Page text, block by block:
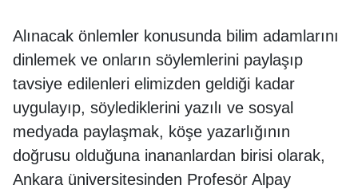
Alınacak önlemler konusunda bilim adamlarını
dinlemek ve onların söylemlerini paylaşıp
tavsiye edilenleri elimizden geldiği kadar
uygulayıp, söylediklerini yazılı ve sosyal
medyada paylaşmak, köşe yazarlığının
doğrusu olduğuna inananlardan birisi olarak,
Ankara üniversitesinden Profesör Alpay